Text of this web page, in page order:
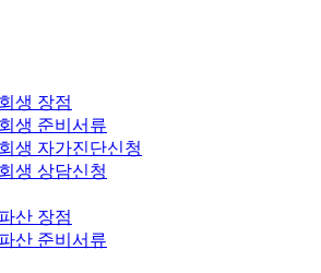
생 장점
생 준비서류
생 자가진단신청
생 상담신청
산 장점
산 준비서류